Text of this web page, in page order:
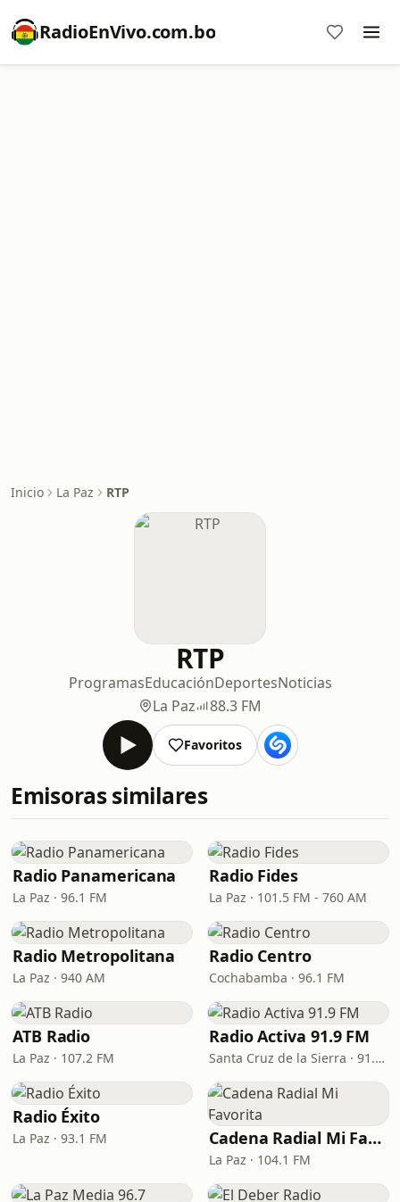
RadioEnVivo.com.bo
Inicio La Paz RTP
RTP
ProgramasEducaciónDeportesNoticias
La Paz
88.3 FM
Favoritos
Emisoras similares
Radio Panamericana
La Paz · 96.1 FM
Radio Fides
La Paz · 101.5 FM - 760 AM
Radio Metropolitana
La Paz · 940 AM
Radio Centro
Cochabamba · 96.1 FM
ATB Radio
La Paz · 107.2 FM
Radio Activa 91.9 FM
Santa Cruz de la Sierra · 91.9 FM
Radio Éxito
La Paz · 93.1 FM Cadena Radial Mi Favorita
La Paz · 104.1 FM